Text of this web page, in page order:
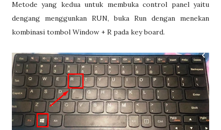
Metode yang kedua untuk membuka control panel yaitu
dengang menggunkan RUN, buka Run dengan menekan
kombinasi tombol Window + R pada key board.